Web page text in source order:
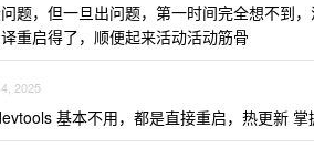
题，但一旦出问题，第一时间完全想不到，
重启得了，顺便起来活动活动筋骨
2025
基本不用，都是直接重启，热更新 掌